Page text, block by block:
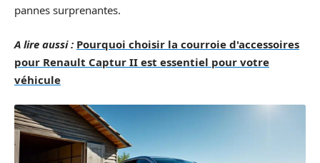
pannes surprenantes.
A lire aussi : Pourquoi choisir la courroie d'accessoires
pour Renault Captur II est essentiel pour votre
véhicule